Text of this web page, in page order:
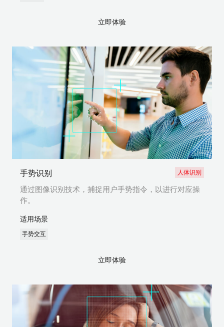
立即体验
手势识别 人体识别
通过图像识别技术，捕捉用户手势指令，以进行对应操
作。
适用场景
手势交互
立即体验